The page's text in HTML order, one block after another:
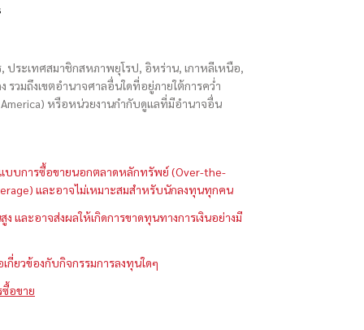
ประเทศสมาชิกสหภาพยุโรป, อิหร่าน, เกาหลีเหนือ,
รวมถึงเขตอำนาจศาลอื่นใดที่อยู่ภายใต้การคว่ำ
หรือหน่วยงานกำกับดูแลที่มีอำนาจอื่น
แบบการซื้อขายนอกตลาดหลักทรัพย์ (Over-the-
และอาจไม่เหมาะสมสำหรับนักลงทุนทุกคน
ง และอาจส่งผลให้เกิดการขาดทุนทางการเงินอย่างมี
กี่ยวข้องกับกิจกรรมการลงทุนใดๆ
ซื้อขาย